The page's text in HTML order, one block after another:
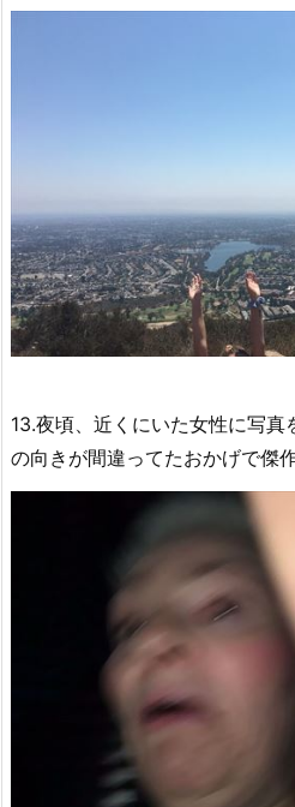
13.夜頃、近くにいた女性に写真
の向きが間違ってたおかげで傑